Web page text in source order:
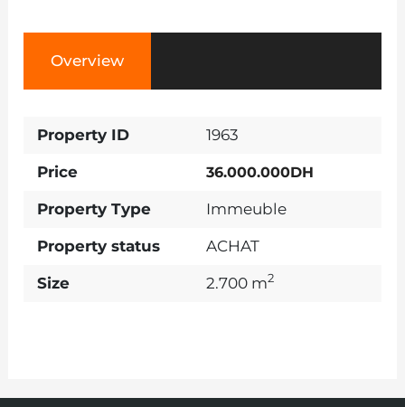
Overview
Property ID 1963
Price 36.000.000DH
Property Type Immeuble
Property status ACHAT
Size 2.700 m2